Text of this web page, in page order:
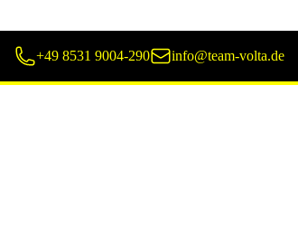
+49 8531 9004-290 info@team-volta.de